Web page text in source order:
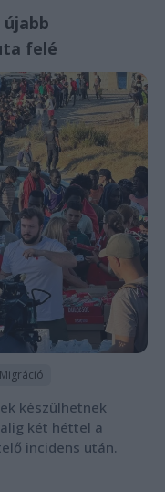
felé
Migráció
készülhetnek
két héttel a
incidens után.